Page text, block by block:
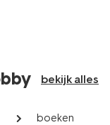
bekijk alles
boeken